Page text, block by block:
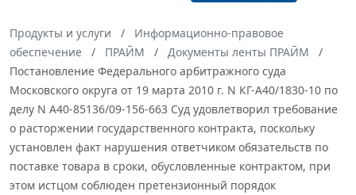
Продукты и услуги
Информационно-правовое
обеспечение
ПРАЙМ
Документы ленты ПРАЙМ
Постановление Федерального арбитражного суда
Московского округа от 19 марта 2010 г. N КГ-А40/1830-10 по
делу N А40-85136/09-156-663 Суд удовлетворил требование
о расторжении государственного контракта, поскольку
установлен факт нарушения ответчиком обязательств по
поставке товара в сроки, обусловленные контрактом, при
этом истцом соблюден претензионный порядок